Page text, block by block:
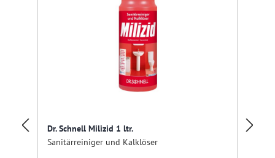
Dr. Schnell Milizid 1 ltr.
Sanitärreiniger und Kalklöser